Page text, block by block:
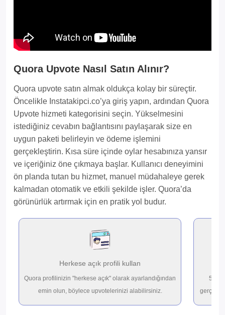
Quora Upvote Nasıl Satın Alınır?
Quora upvote satın almak oldukça kolay bir süreçtir.
Öncelikle Instatakipci.co’ya giriş yapın, ardından Quora
Upvote hizmeti kategorisini seçin. Yükselmesini
istediğiniz cevabın bağlantısını paylaşarak size en
uygun paketi belirleyin ve ödeme işlemini
gerçekleştirin. Kısa süre içinde oylar hesabınıza yansır
ve içeriğiniz öne çıkmaya başlar. Kullanıcı deneyimini
ön planda tutan bu hizmet, manuel müdahaleye gerek
kalmadan otomatik ve etkili şekilde işler. Quora’da
görünürlük artırmak için en pratik yol budur.
Herkese açık profili kullan
Quora profilinizin "herkese açık" olarak ayarlandığından
emin olun, böylece upvotelerinizi alabilirsiniz.
50-
gerçek